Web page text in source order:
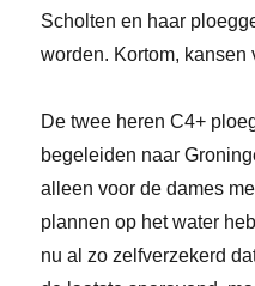
Scholten en haar
worden. Kortom, kansen
De twee heren C4+
begeleiden naar
alleen voor de dames
plannen op het water
nu al zo zelfverzekerd